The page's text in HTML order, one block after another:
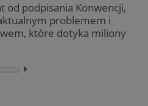
od podpisania Konwencji,
problemem i
które dotyka miliony
⏵︎